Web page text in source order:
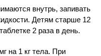
внутрь, запивать
Детям старше 12
2 раза в день.
на 1 кг тела. При